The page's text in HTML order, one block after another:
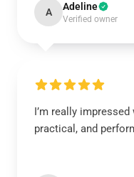
A Adeline
Verified owner
I’m really
practical, and